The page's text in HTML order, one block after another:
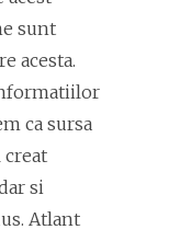
sunt
acesta.
ca sursa
si
Atlant